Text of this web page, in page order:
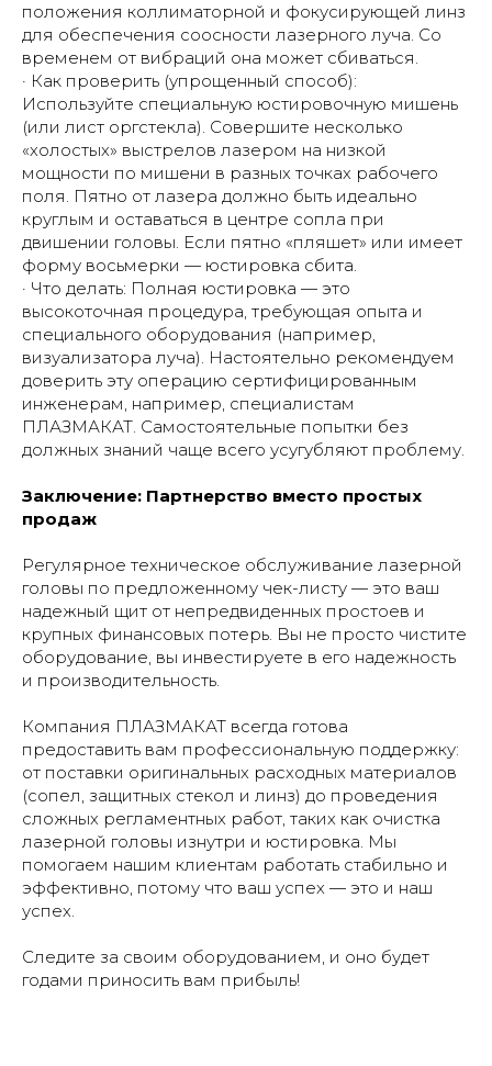
положения коллиматорной и фокусирующей линз
для обеспечения соосности лазерного луча. Со
временем от вибраций она может сбиваться.
· Как проверить (упрощенный способ):
Используйте специальную юстировочную мишень
(или лист оргстекла). Совершите несколько
«холостых» выстрелов лазером на низкой
мощности по мишени в разных точках рабочего
поля. Пятно от лазера должно быть идеально
круглым и оставаться в центре сопла при
двишении головы. Если пятно «пляшет» или имеет
форму восьмерки — юстировка сбита.
· Что делать: Полная юстировка — это
высокоточная процедура, требующая опыта и
специального оборудования (например,
визуализатора луча). Настоятельно рекомендуем
доверить эту операцию сертифицированным
инженерам, например, специалистам
ПЛАЗМАКАТ. Самостоятельные попытки без
должных знаний чаще всего усугубляют проблему.
Заключение: Партнерство вместо простых
продаж
Регулярное техническое обслуживание лазерной
головы по предложенному чек-листу — это ваш
надежный щит от непредвиденных простоев и
крупных финансовых потерь. Вы не просто чистите
оборудование, вы инвестируете в его надежность
и производительность.
Компания ПЛАЗМАКАТ всегда готова
предоставить вам профессиональную поддержку:
от поставки оригинальных расходных материалов
(сопел, защитных стекол и линз) до проведения
сложных регламентных работ, таких как очистка
лазерной головы изнутри и юстировка. Мы
помогаем нашим клиентам работать стабильно и
эффективно, потому что ваш успех — это и наш
успех.
Следите за своим оборудованием, и оно будет
годами приносить вам прибыль!